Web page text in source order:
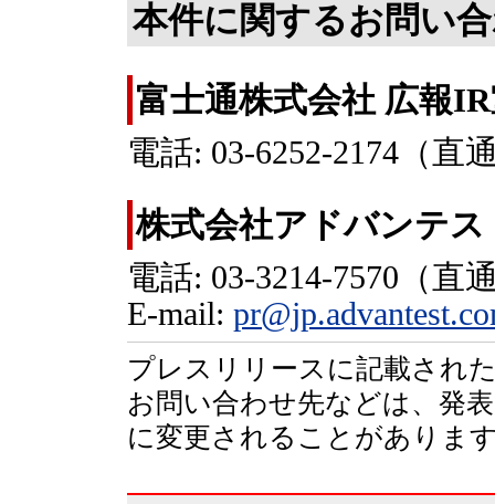
本件に関するお問い
富士通株式会社 広報
電話: 03-6252-2174（直
株式会社アドバンテス
電話: 03-3214-7570（直
E-mail:
プレスリリースに記載され
お問い合わせ先などは、発
に変更されることがありま